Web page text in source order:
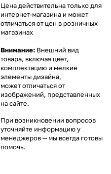
Цена действительна только для
интернет-магазина и может
отличаться от цен в розничных
магазинах
Внимание: Внешний вид
товара, включая цвет,
комплектацию и мелкие
элементы дизайна,
может отличаться от
изображений, представленных
на сайте.
При возникновении вопросов
уточняйте информацию у
менеджеров— мы всегда готовы
помочь.